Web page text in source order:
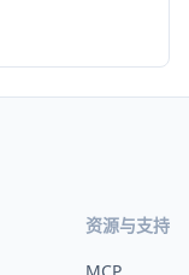
资源与支持